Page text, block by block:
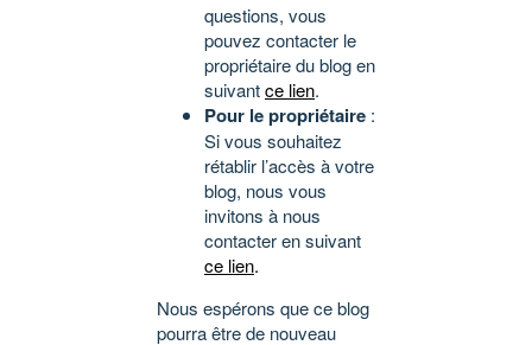
questions, vous
pouvez contacter le
propriétaire du blog en
suivantce lien.
Pour le propriétaire :
Si vous souhaitez
rétablir l’accès à votre
blog, nous vous
invitons à nous
contacter en suivant
ce lien.
Nous espérons que ce blog
pourra être de nouveau